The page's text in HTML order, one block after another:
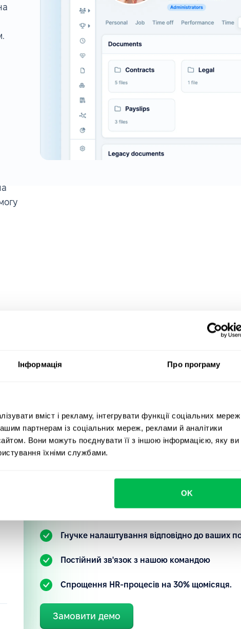
Інформація Про програму
вміст і рекламу, інтегрувати функції соціальних
партнерам із соціальних мереж, реклами й аналітики
Вони можуть поєднувати її з іншою інформацією, яку ви
їхніми службами.
OK
Приєднуйтесь до
компаній, які
PeopleForce
Ознайомтеся з нашою HR-платформою на
зрозуміти, як ви можете автоматизувати та
Гнучке налаштування відповідно до ваших
Постійний зв'язок з нашою командою
Спрощення HR-процесів на 30% щомісяця.
Замовити демо